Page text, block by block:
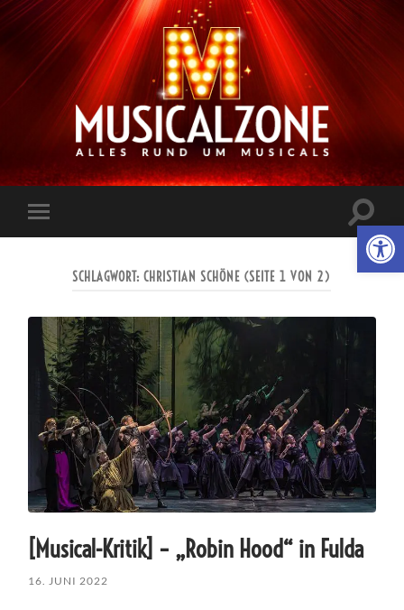
Musicalzone.de
Mobile-
Menü
ein-/
SCHLAGWORT:CHRISTIAN SCHÖNE (SEITE 1 VON 2)
[Musical-Kritik] – „Robin Hood“ in Fulda
16. JUNI 2022